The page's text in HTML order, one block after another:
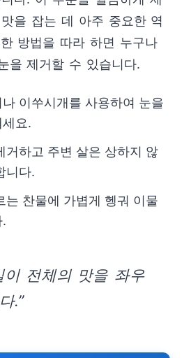
을 잡는 데 아주 중요한 역
방법을 따라 하면 누구나
을 제거할 수 있습니다.
이쑤시개를 사용하여 눈을
요.
거하고 주변 살은 상하지 않
니다.
는 찬물에 가볍게 헹궈 이물
이 전체의 맛을 좌우
.”